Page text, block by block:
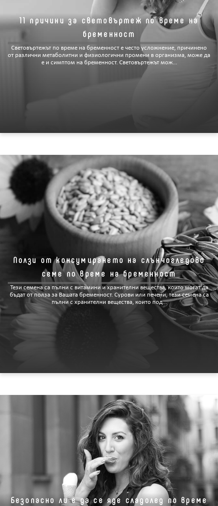
11 причини за световъртеж по време на
бременност
Световъртежът по време на бременност е често усложнение, причинено
от различни метаболитни и физиологични промени в организма, може да
е и симптом на бременност. Световъртежът мож...
Ползи от консумирането на слънчогледовo
семe по време на бременност
Тези семена са пълни с витамини и хранителни вещества, които могат да
бъдат от полза за Вашата бременност. Сурови или печени, тези семена са
пълни с хранителни вещества, които под...
Безопасно ли е да се яде сладолед по време